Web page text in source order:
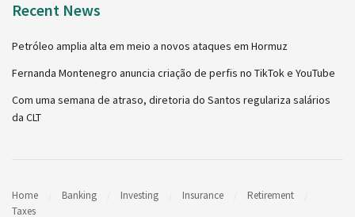
Recent News
Petróleo amplia alta em meio a novos ataques em Hormuz
Fernanda Montenegro anuncia criação de perfis no TikTok e YouTube
Com uma semana de atraso, diretoria do Santos regulariza salários
da CLT
Home Banking Investing Insurance
Retirement
Taxes